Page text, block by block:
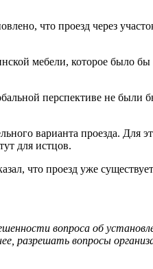
что проезд через
мебели, которое было
перспективе не были
варианта проезда. Для
для истцов.
что проезд уже
вопроса об
разрешать вопросы